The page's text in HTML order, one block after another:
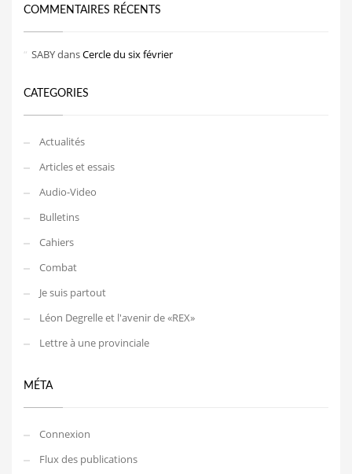
COMMENTAIRES RÉCENTS
SABYdansCercle du six février
CATEGORIES
Actualités
Articles et essais
Audio-Video
Bulletins
Cahiers
Combat
Je suis partout
Léon Degrelle et l'avenir de «REX»
Lettre à une provinciale
MÉTA
Connexion
Flux des publications